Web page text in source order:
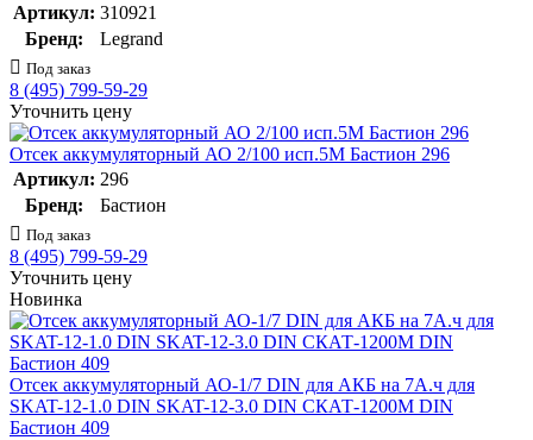
Артикул: 310921
Бренд:
Legrand
Под заказ
8 (495) 799-59-29
Уточнить цену
Отсек аккумуляторный АО 2/100 исп.5М Бастион 296
Артикул: 296
Бренд:
Бастион
Под заказ
8 (495) 799-59-29
Уточнить цену
Новинка
Отсек аккумуляторный АО-1/7 DIN для АКБ на 7А.ч для
SKAT-12-1.0 DIN SKAT-12-3.0 DIN СКАТ-1200М DIN
Бастион 409